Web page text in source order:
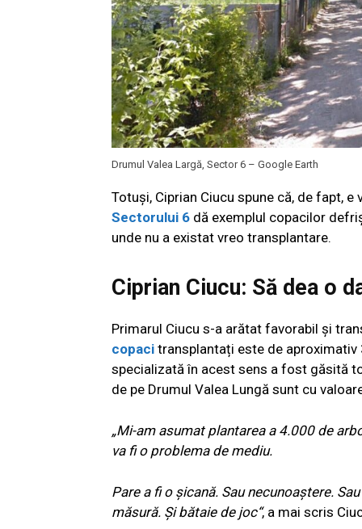
Drumul Valea Largă, Sector 6 – Google Earth
Totuși, Ciprian Ciucu spune că, de fapt,
Sectorului 6 dă exemplul copacilor
unde nu a existat vreo transplantare.
Ciprian Ciucu: Să dea o
Primarul Ciucu s-a arătat favorabil și
copaci transplantați este de aproximativ
specializată în acest sens a fost găsită
de pe Drumul Valea Lungă sunt cu
„Mi-am asumat plantarea a 4.000 de
va fi o problema de mediu.
Pare a fi o șicană. Sau necunoaștere.
măsură. Și bătaie de joc“, a mai scris